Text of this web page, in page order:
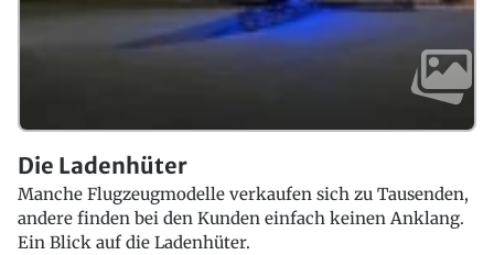
Die Ladenhüter
Manche Flugzeugmodelle verkaufen sich zu Tausenden,
andere finden bei den Kunden einfach keinen Anklang.
Ein Blick auf die Ladenhüter.